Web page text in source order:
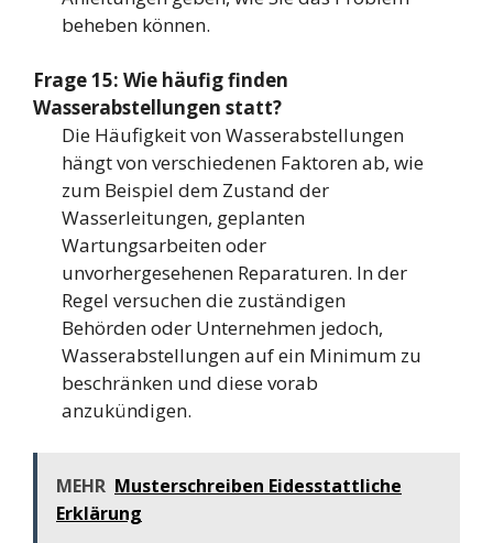
beheben können.
Frage 15: Wie häufig finden
Wasserabstellungen statt?
Die Häufigkeit von Wasserabstellungen
hängt von verschiedenen Faktoren ab, wie
zum Beispiel dem Zustand der
Wasserleitungen, geplanten
Wartungsarbeiten oder
unvorhergesehenen Reparaturen. In der
Regel versuchen die zuständigen
Behörden oder Unternehmen jedoch,
Wasserabstellungen auf ein Minimum zu
beschränken und diese vorab
anzukündigen.
MEHR Musterschreiben Eidesstattliche
Erklärung